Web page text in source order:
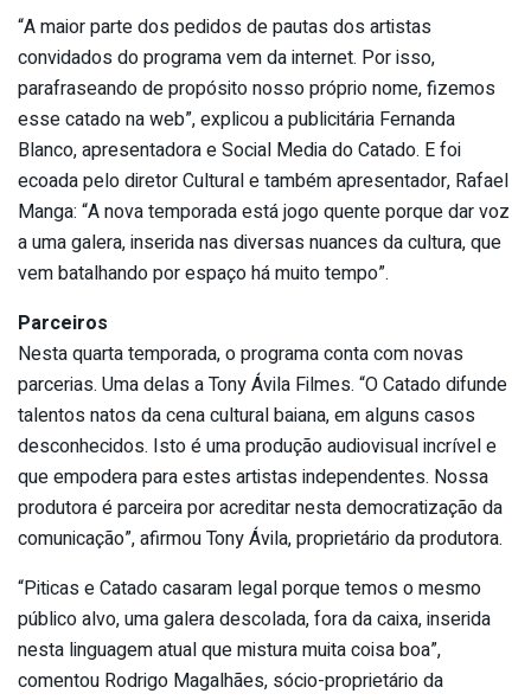
“A maior parte dos pedidos de pautas dos artistas
convidados do programa vem da internet. Por isso,
parafraseando de propósito nosso próprio nome, fizemos
esse catado na web”, explicou a publicitária Fernanda
Blanco, apresentadora e Social Media do Catado. E foi
ecoada pelo diretor Cultural e também apresentador, Rafael
Manga: “A nova temporada está jogo quente porque dar voz
a uma galera, inserida nas diversas nuances da cultura, que
vem batalhando por espaço há muito tempo”.
Parceiros
Nesta quarta temporada, o programa conta com novas
parcerias. Uma delas a Tony Ávila Filmes. “O Catado difunde
talentos natos da cena cultural baiana, em alguns casos
desconhecidos. Isto é uma produção audiovisual incrível e
que empodera para estes artistas independentes. Nossa
produtora é parceira por acreditar nesta democratização da
comunicação”, afirmou Tony Ávila, proprietário da produtora.
“Piticas e Catado casaram legal porque temos o mesmo
público alvo, uma galera descolada, fora da caixa, inserida
nesta linguagem atual que mistura muita coisa boa”,
comentou Rodrigo Magalhães, sócio-proprietário da